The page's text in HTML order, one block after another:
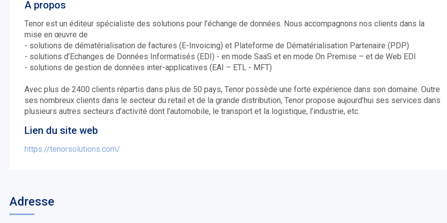
A propos
Tenor est un éditeur spécialiste des solutions pour l’échange de données. Nous accompagnons nos clients dans la
mise en œuvre de
- solutions de dématérialisation de factures (E-Invoicing) et Plateforme de Dématérialisation Partenaire (PDP)
- solutions d’Echanges de Données Informatisés (EDI) - en mode SaaS et en mode On Premise – et de Web EDI
- solutions de gestion de données inter-applicatives (EAI – ETL - MFT)
Avec plus de 2400 clients répartis dans plus de 50 pays, Tenor possède une forte expérience dans son domaine. Outre
ses nombreux clients dans le secteur du retail et de la grande distribution, Tenor propose aujourd’hui ses services dans
plusieurs autres secteurs d’activité dont l'automobile, le transport et la logistique, l’industrie, etc.
Lien du site web
https://tenorsolutions.com/
Adresse